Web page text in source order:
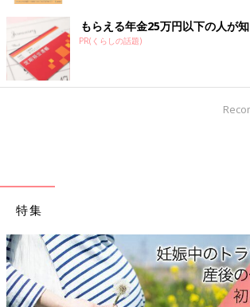
もらえる年金25万円以下の人が
PR(くらしの話題)
特集